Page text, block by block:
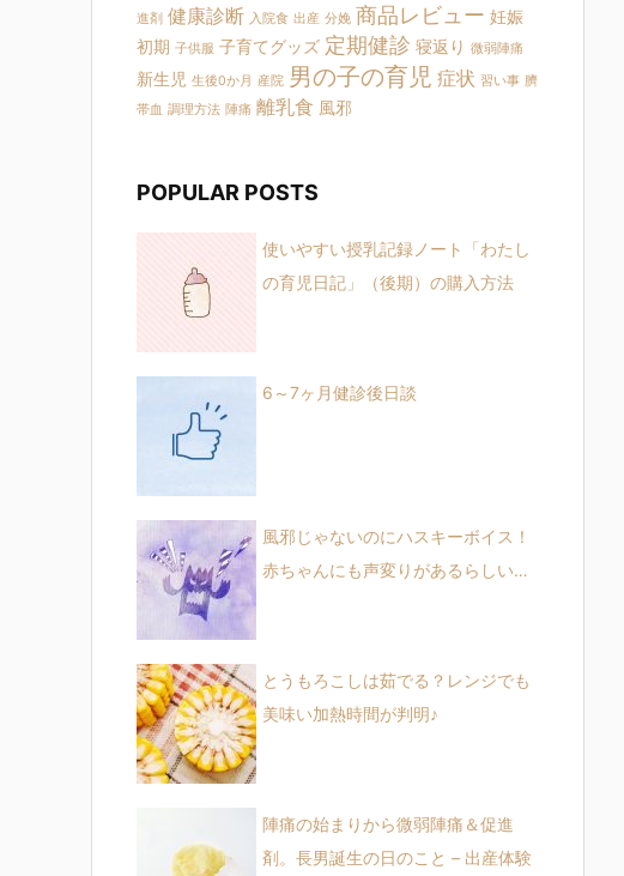
進剤 健康診断 入院食 出産 分娩 商品レビュー 妊娠
初期 子供服 子育てグッズ 定期健診 寝返り 微弱陣痛
新生児 生後0か月 産院 男の子の育児 症状 習い事 臍
帯血 調理方法 陣痛 離乳食 風邪
POPULAR POSTS
使いやすい授乳記録ノート「わたし
の育児日記」（後期）の購入方法
6～7ヶ月健診後日談
風邪じゃないのにハスキーボイス！
赤ちゃんにも声変りがあるらしい…
とうもろこしは茹でる？レンジでも
美味い加熱時間が判明♪
陣痛の始まりから微弱陣痛＆促進
剤。長男誕生の日のこと – 出産体験